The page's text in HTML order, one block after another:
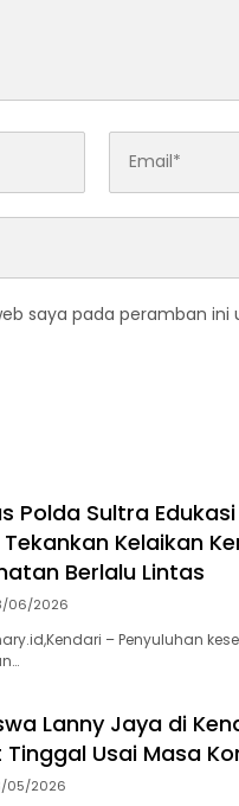
saya pada peramban
Polda Sultra
Kelaikan
Berlalu Lintas
06/2026
– Penyuluhan
Lanny Jaya di
Usai Masa
05/2026